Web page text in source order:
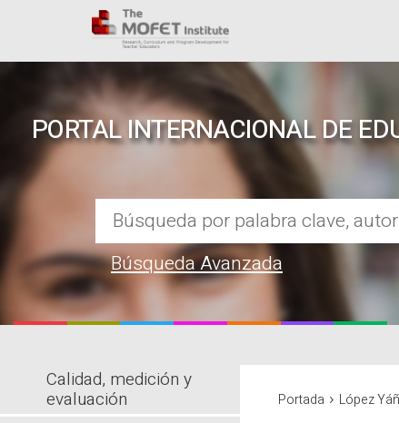
PORTAL INTERNACIONAL DE
REPOSITORIO EN LÍNEA DE
Búsqueda Avanzada
Portada › López
Calidad, medición y
evaluación